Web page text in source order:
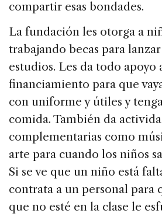
compartir esas bondades.
La fundación les otorga a
trabajando becas para
estudios. Les da todo apoyo
financiamiento para que
con uniforme y útiles y
comida. También da
complementarias como
arte para cuando los niños
Si se ve que un niño está
contrata a un personal para
que no esté en la clase le